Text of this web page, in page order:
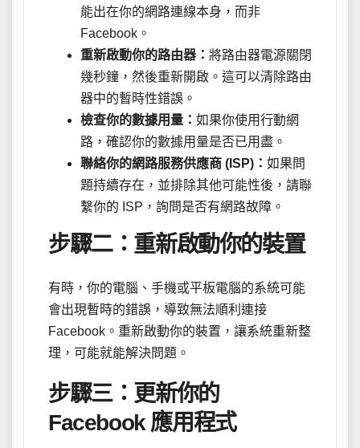
能出在你的網路連線本身，而非
Facebook。
重新啟動你的路由器： 將路由器電源關閉
幾秒鐘，然後重新開啟。這可以清除路由
器中的暫時性錯誤。
檢查你的數據用量： 如果你使用行動網
路，確認你的數據用量是否已用盡。
聯絡你的網路服務供應商 (ISP)： 如果問
題持續存在，並排除其他可能性後，請聯
繫你的 ISP，詢問是否有網路故障。
步驟二：重新啟動你的裝置
有時，你的電腦、手機或平板電腦的系統可能
會出現暫時的錯誤，導致無法順利連接
Facebook。重新啟動你的裝置，讓系統重新整
理，可能就能解決問題。
步驟三：更新你的
Facebook 應用程式